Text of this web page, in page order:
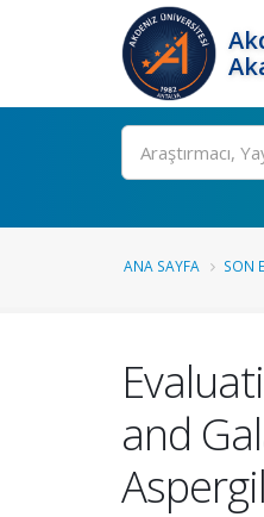
Ara
ANA SAYFA SON
and